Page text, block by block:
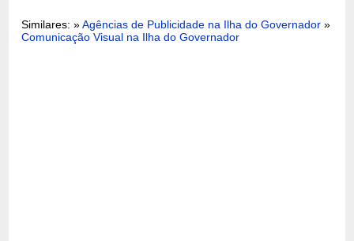
Similares: »Agências de Publicidade na Ilha do Governador »
Comunicação Visual na Ilha do Governador